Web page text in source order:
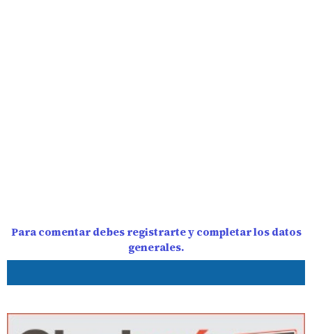
Para comentar debes registrarte y completar los datos
generales.